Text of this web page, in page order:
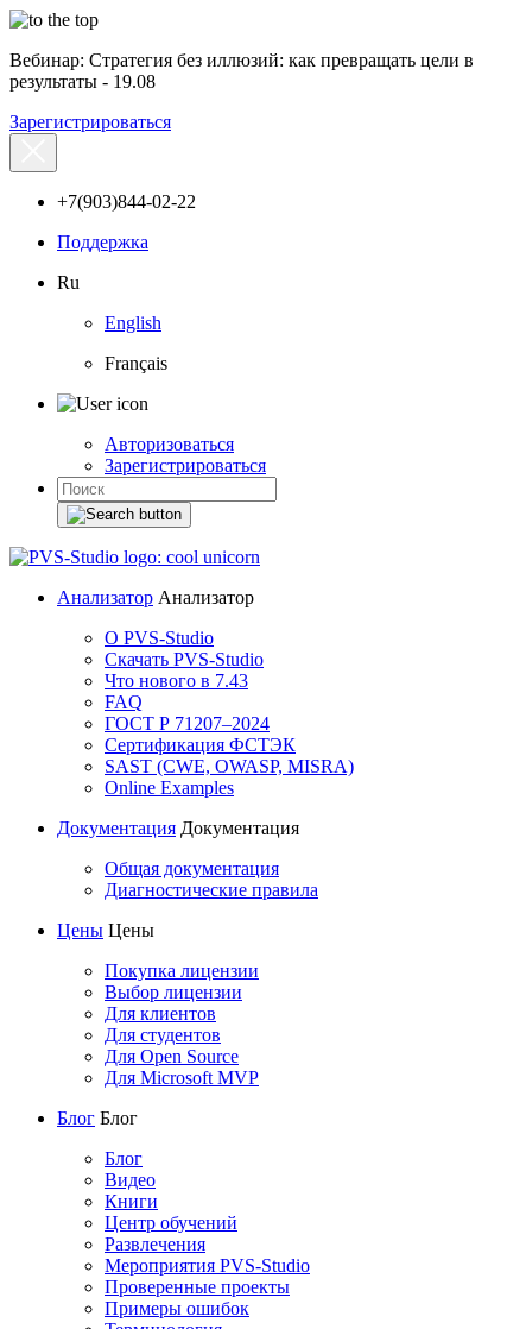
Вебинар: Стратегия без иллюзий: как превращать цели в
результаты - 19.08
Зарегистрироваться
+7(903)844-02-22
Поддержка
Ru
English
Français
Авторизоваться
Зарегистрироваться
Анализатор Анализатор
О PVS-Studio
Скачать PVS-Studio
Что нового в 7.43
FAQ
ГОСТ Р 71207–2024
Сертификация ФСТЭК
SAST (CWE, OWASP, MISRA)
Online Examples
Документация Документация
Общая документация
Диагностические правила
Цены Цены
Покупка лицензии
Выбор лицензии
Для клиентов
Для студентов
Для Open Source
Для Microsoft MVP
Блог Блог
Блог
Видео
Книги
Центр обучений
Развлечения
Мероприятия PVS-Studio
Проверенные проекты
Примеры ошибок